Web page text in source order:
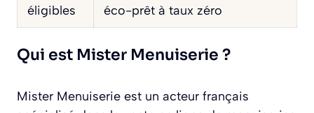
éligibles
éco-prêt à taux zéro
Qui est Mister Menuiserie ?
Mister Menuiserie est un acteur français